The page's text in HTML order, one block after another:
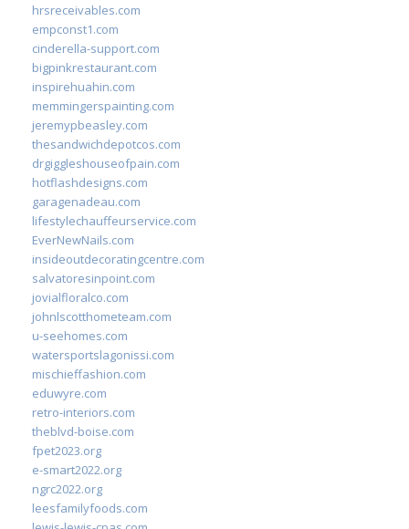
hrsreceivables.com
empconst1.com
cinderella-support.com
bigpinkrestaurant.com
inspirehuahin.com
memmingerspainting.com
jeremypbeasley.com
thesandwichdepotcos.com
drgiggleshouseofpain.com
hotflashdesigns.com
garagenadeau.com
lifestylechauffeurservice.com
EverNewNails.com
insideoutdecoratingcentre.com
salvatoresinpoint.com
jovialfloralco.com
johnlscotthometeam.com
u-seehomes.com
watersportslagonissi.com
mischieffashion.com
eduwyre.com
retro-interiors.com
theblvd-boise.com
fpet2023.org
e-smart2022.org
ngrc2022.org
leesfamilyfoods.com